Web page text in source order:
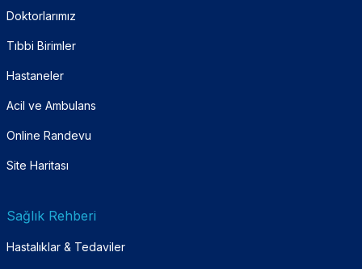
Doktorlarımız
Tıbbi Birimler
Hastaneler
Acil ve Ambulans
Online Randevu
Site Haritası
Sağlık Rehberi
Hastalıklar & Tedaviler